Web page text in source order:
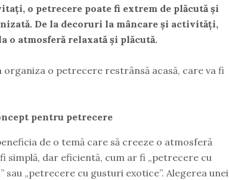
o petrecere poate fi extrem de plăcută și
De la decoruri la mâncare și activități,
o atmosferă relaxată și plăcută.
o petrecere restrânsă acasă, care va fi
pentru petrecere
de o temă care să creeze o atmosferă
simplă, dar eficientă, cum ar fi „petrecere cu
sau „petrecere cu gusturi exotice”. Alegerea unei